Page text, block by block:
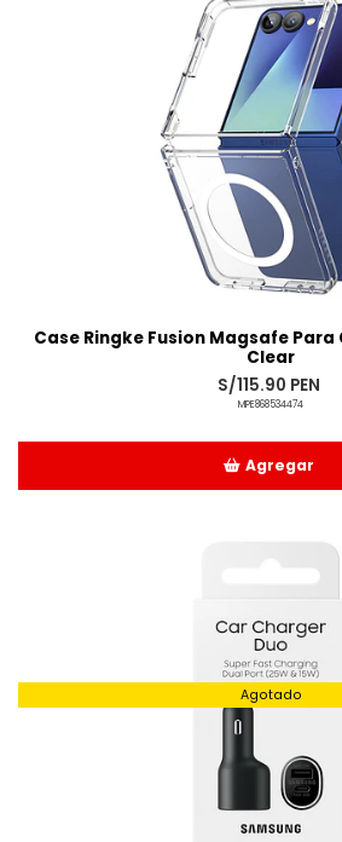
Case Ringke Fusion Magsafe Para
Clear
S/115.90 PEN
MPE868534474
Agregar
Agotado